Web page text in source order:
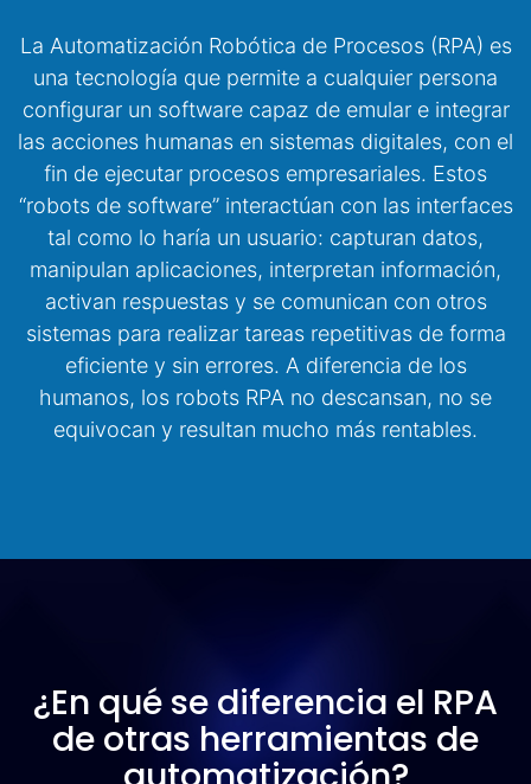
La Automatización Robótica de Procesos (RPA) es
una tecnología que permite a cualquier persona
configurar un software capaz de emular e integrar
las acciones humanas en sistemas digitales, con el
fin de ejecutar procesos empresariales. Estos
“robots de software” interactúan con las interfaces
tal como lo haría un usuario: capturan datos,
manipulan aplicaciones, interpretan información,
activan respuestas y se comunican con otros
sistemas para realizar tareas repetitivas de forma
eficiente y sin errores. A diferencia de los
humanos, los robots RPA no descansan, no se
equivocan y resultan mucho más rentables.
¿En qué se diferencia el RPA
de otras herramientas de